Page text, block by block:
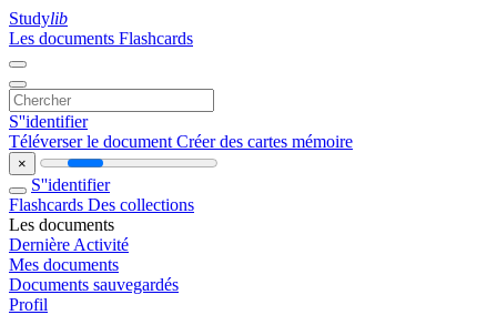
Studylib
Les documents Flashcards
S''identifier
Téléverser le document Créer des cartes mémoire
×
S''identifier
Flashcards Des collections
Les documents
Dernière Activité
Mes documents
Documents sauvegardés
Profil